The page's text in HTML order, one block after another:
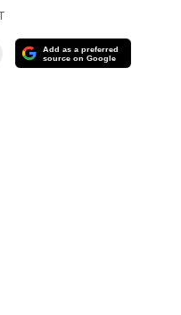
Add as a preferred
source on Google